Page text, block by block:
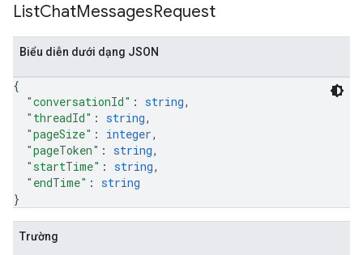
ListChatMessagesRequest
Biểu diễn dưới dạng JSON
{
"conversationId" : string,
"threadId" : string,
"pageSize" : integer,
"pageToken" : string,
"startTime" : string,
"endTime" : string
}
Trường